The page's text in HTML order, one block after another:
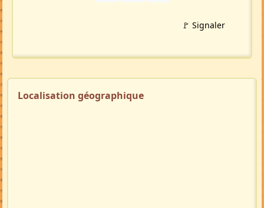
🚩 Signaler
Localisation géographique